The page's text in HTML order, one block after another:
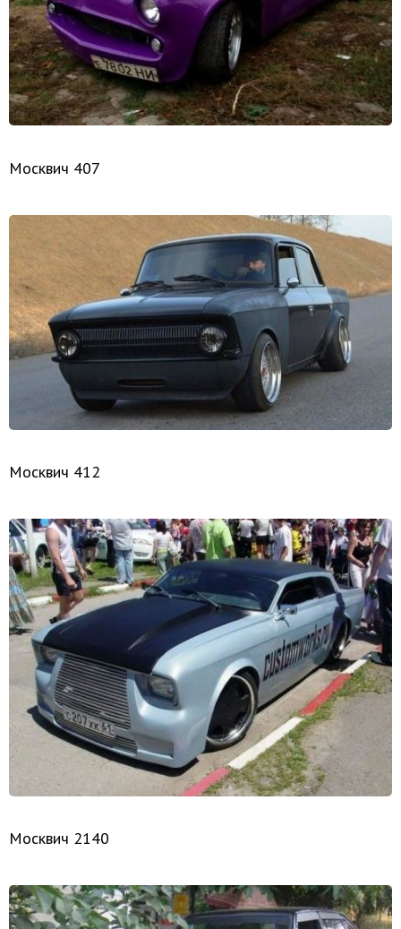
Москвич 407
Москвич 412
Москвич 2140